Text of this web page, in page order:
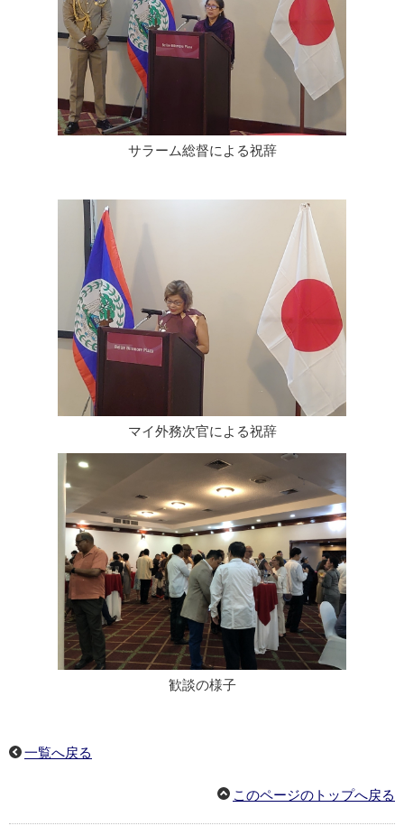
サラーム総督による祝辞
マイ外務次官による祝辞
歓談の様子
一覧へ戻る
このページのトップへ戻る